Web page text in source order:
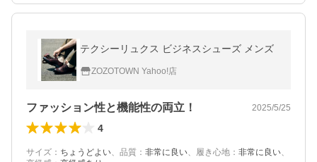
テクシーリュクス ビジネスシューズ メンズ
ZOZOTOWN Yahoo!店
ファッション性と機能性の両立！ 2025/5/25
4
サイズ ： ちょうどよい、 品質 ： 非常に良い、 履き心地 ： 非常に良い、